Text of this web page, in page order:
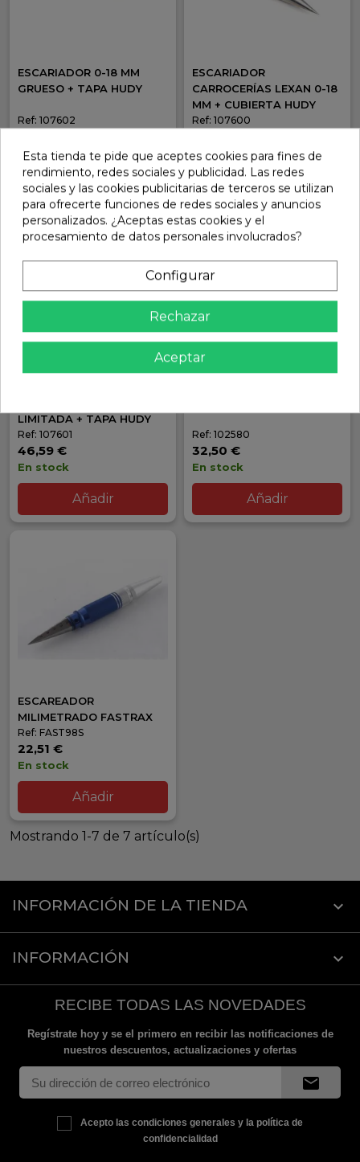
ESCARIADOR 0-18 MM
GRUESO + TAPA HUDY
Ref: 107602
En stock
Añadir
ESCARIADOR
CARROCERÍAS LEXAN 0-18
MM + CUBIERTA HUDY
Ref: 107600
En stock
Añadir
LIMITADA + TAPA HUDY
Ref: 107601
46,59 €
En stock
Añadir
Ref: 102580
32,50 €
En stock
Añadir
ESCAREADOR
MILIMETRADO FASTRAX
Ref: FAST98S
22,51 €
En stock
Añadir
Mostrando 1-7 de 7 artículo(s)
INFORMACIÓN DE LA TIENDA keyboard_arrow_down
INFORMACIÓN 
RECIBE TODAS LAS NOVEDADES
Regístrate hoy y se el primero en recibir las notificaciones de
nuestros descuentos, actualizaciones y ofertas
mail
Acepto las condiciones generales y la política de
confidencialidad
Esta tienda te pide que aceptes cookies para fines de
rendimiento, redes sociales y publicidad. Las redes
sociales y las cookies publicitarias de terceros se utilizan
para ofrecerte funciones de redes sociales y anuncios
personalizados. ¿Aceptas estas cookies y el
procesamiento de datos personales involucrados?
Configurar
Rechazar
Aceptar